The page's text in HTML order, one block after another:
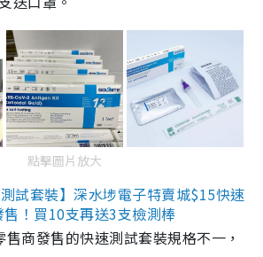
點擊圖片放大
試套裝】深水埗電子特賣城$15快速
！買10支再送3支檢測棒
商發售的快速測試套裝規格不一，